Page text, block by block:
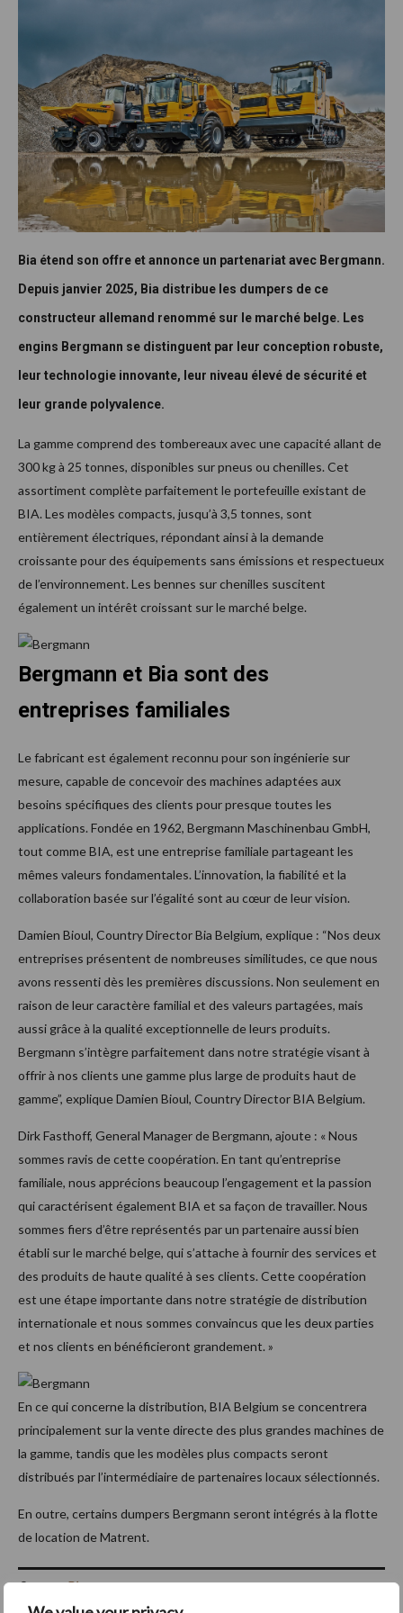
Bia étend son offre et annonce un partenariat avec Bergmann.
Depuis janvier 2025, Bia distribue les dumpers de ce
constructeur allemand renommé sur le marché belge. Les
engins Bergmann se distinguent par leur conception robuste,
leur technologie innovante, leur niveau élevé de sécurité et
leur grande polyvalence.
La gamme comprend des tombereaux avec une capacité allant de
300 kg à 25 tonnes, disponibles sur pneus ou chenilles. Cet
assortiment complète parfaitement le portefeuille existant de
BIA. Les modèles compacts, jusqu’à 3,5 tonnes, sont
entièrement électriques, répondant ainsi à la demande
croissante pour des équipements sans émissions et respectueux
de l’environnement. Les bennes sur chenilles suscitent
également un intérêt croissant sur le marché belge.
Bergmann et Bia sont des
entreprises familiales
Le fabricant est également reconnu pour son ingénierie sur
mesure, capable de concevoir des machines adaptées aux
besoins spécifiques des clients pour presque toutes les
applications. Fondée en 1962, Bergmann Maschinenbau GmbH,
tout comme BIA, est une entreprise familiale partageant les
mêmes valeurs fondamentales. L’innovation, la fiabilité et la
collaboration basée sur l’égalité sont au cœur de leur vision.
Damien Bioul, Country Director Bia Belgium, explique : “Nos deux
entreprises présentent de nombreuses similitudes, ce que nous
avons ressenti dès les premières discussions. Non seulement en
raison de leur caractère familial et des valeurs partagées, mais
aussi grâce à la qualité exceptionnelle de leurs produits.
Bergmann s’intègre parfaitement dans notre stratégie visant à
offrir à nos clients une gamme plus large de produits haut de
gamme”, explique Damien Bioul, Country Director BIA Belgium.
Dirk Fasthoff, General Manager de Bergmann, ajoute : « Nous
sommes ravis de cette coopération. En tant qu’entreprise
familiale, nous apprécions beaucoup l’engagement et la passion
qui caractérisent également BIA et sa façon de travailler. Nous
sommes fiers d’être représentés par un partenaire aussi bien
établi sur le marché belge, qui s’attache à fournir des services et
des produits de haute qualité à ses clients. Cette coopération
est une étape importante dans notre stratégie de distribution
internationale et nous sommes convaincus que les deux parties
et nos clients en bénéficieront grandement. »
En ce qui concerne la distribution, BIA Belgium se concentrera
principalement sur la vente directe des plus grandes machines de
la gamme, tandis que les modèles plus compacts seront
distribués par l’intermédiaire de partenaires locaux sélectionnés.
En outre, certains dumpers Bergmann seront intégrés à la flotte
de location de Matrent.
Source :Bia